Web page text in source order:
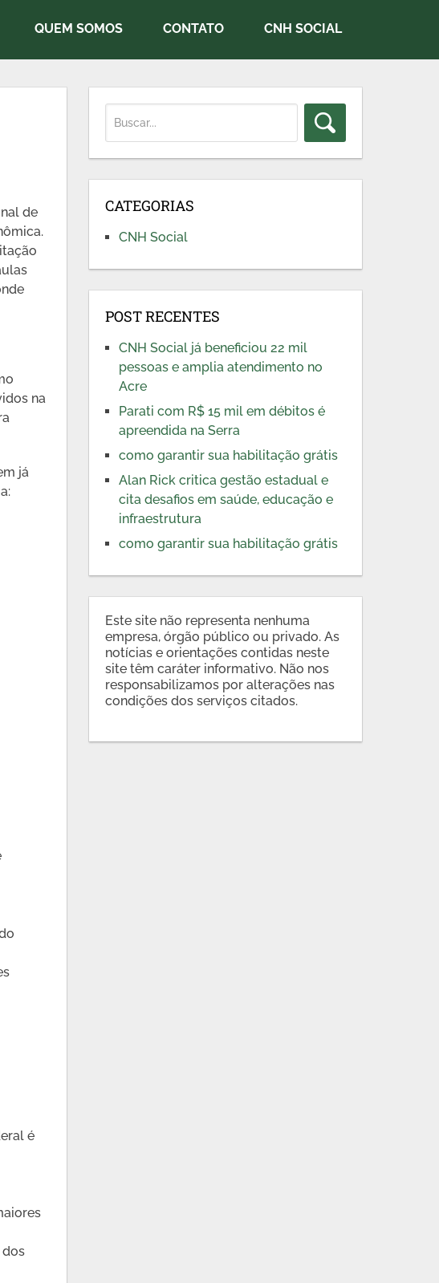
QUEM SOMOS CONTATO CNH SOCIAL
de
na
já
é
dos
CATEGORIAS
CNH Social
POST RECENTES
CNH Social já beneficiou 22 mil
pessoas e amplia atendimento no
Acre
Parati com R$ 15 mil em débitos é
apreendida na Serra
como garantir sua habilitação grátis
Alan Rick critica gestão estadual e
cita desafios em saúde, educação e
infraestrutura
como garantir sua habilitação grátis
Este site não representa nenhuma
empresa, órgão público ou privado. As
notícias e orientações contidas neste
site têm caráter informativo. Não nos
responsabilizamos por alterações nas
condições dos serviços citados.